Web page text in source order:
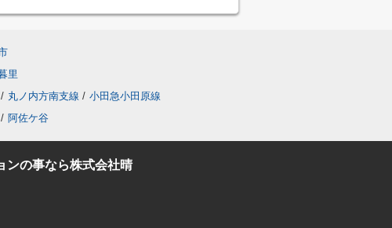
里
/ 丸ノ内方南支線 / 小田急小田原線
/ 阿佐ケ谷
ンの事なら株式会社晴